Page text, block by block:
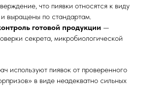
что пиявки относятся к виду
выращены по стандартам.
готовой продукции —
секрета, микробиологической
используют пиявок от проверенного
в виде неадекватно сильных